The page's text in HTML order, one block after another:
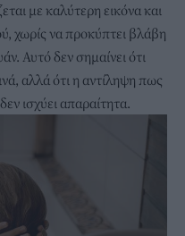
με καλύτερη εικόνα και
χωρίς να προκύπτει βλάβη
Αυτό δεν σημαίνει ότι
αλλά ότι η αντίληψη πως
ισχύει απαραίτητα.